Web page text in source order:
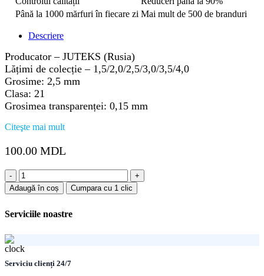
Până la 1000 mărfuri în fiecare zi Mai mult de 500 de branduri
Descriere
Producator – JUTEKS (Rusia)
Lățimi de colecție – 1,5/2,0/2,5/3,0/3,5/4,0
Grosime: 2,5 mm
Clasa: 21
Grosimea transparenței: 0,15 mm
Citeşte mai mult
100.00 MDL
Cantitate
Linoleum
Avanta
4
Adaugă în coș Cumpara cu 1 clic
Serviciile noastre
Serviciu clienți 24/7